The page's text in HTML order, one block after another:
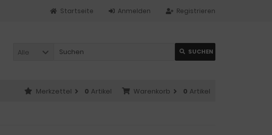
Registrieren
Anmelden
Startseite
Alle SUCHEN
Warenkorb 0 Artikel
Merkzettel 0 Artikel